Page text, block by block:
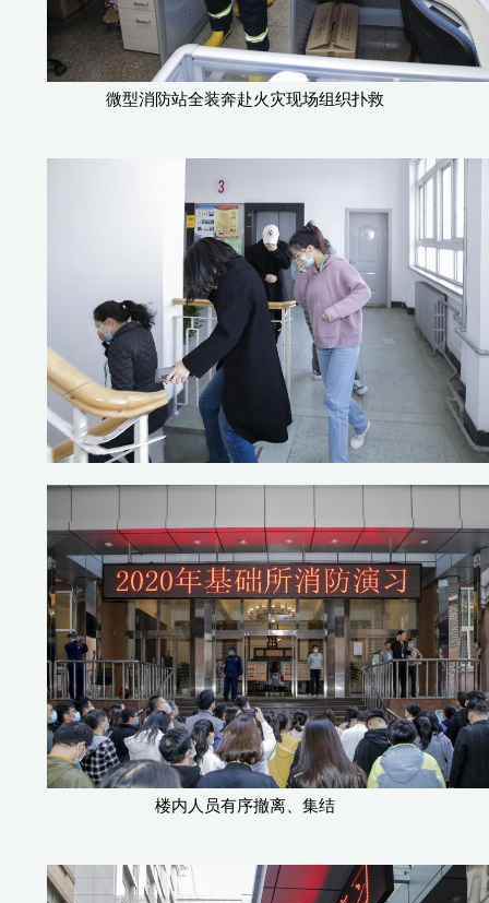
微型消防站全装奔赴火灾现场组织扑救
楼内人员有序撤离、集结